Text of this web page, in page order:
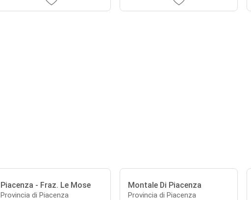
Piacenza - Fraz. Le Mose
Provincia di Piacenza
Montale Di Piacenza
Provincia di Piacenza